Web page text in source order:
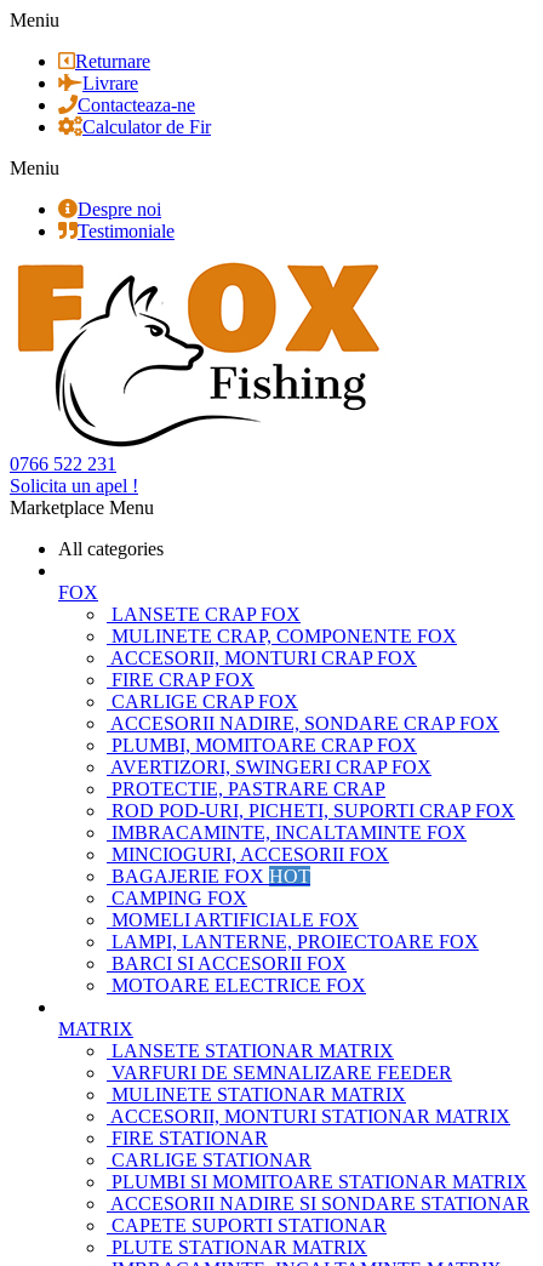
Meniu
Returnare
Livrare
Contacteaza-ne
Calculator de Fir
Meniu
Despre noi
Testimoniale
0766 522 231
Solicita un apel !
Marketplace Menu
All categories
FOX
LANSETE CRAP FOX
MULINETE CRAP, COMPONENTE FOX
ACCESORII, MONTURI CRAP FOX
FIRE CRAP FOX
CARLIGE CRAP FOX
ACCESORII NADIRE, SONDARE CRAP FOX
PLUMBI, MOMITOARE CRAP FOX
AVERTIZORI, SWINGERI CRAP FOX
PROTECTIE, PASTRARE CRAP
ROD POD-URI, PICHETI, SUPORTI CRAP FOX
IMBRACAMINTE, INCALTAMINTE FOX
MINCIOGURI, ACCESORII FOX
BAGAJERIE FOX HOT
CAMPING FOX
MOMELI ARTIFICIALE FOX
LAMPI, LANTERNE, PROIECTOARE FOX
BARCI SI ACCESORII FOX
MOTOARE ELECTRICE FOX
MATRIX
LANSETE STATIONAR MATRIX
VARFURI DE SEMNALIZARE FEEDER
MULINETE STATIONAR MATRIX
ACCESORII, MONTURI STATIONAR MATRIX
FIRE STATIONAR
CARLIGE STATIONAR
PLUMBI SI MOMITOARE STATIONAR MATRIX
ACCESORII NADIRE SI SONDARE STATIONAR
CAPETE SUPORTI STATIONAR
PLUTE STATIONAR MATRIX